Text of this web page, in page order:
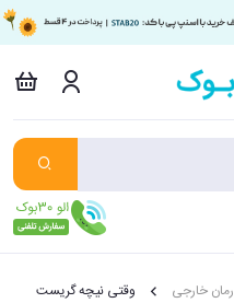
رمان خارجی وقتی نیچه گریست